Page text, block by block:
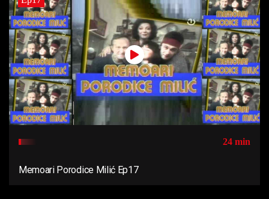
24 min
Memoari Porodice Milić Ep17